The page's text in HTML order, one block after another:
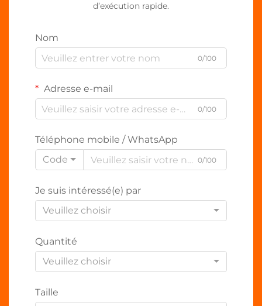
d’exécution rapide.
Nom
0/100
Adresse e-mail
0/100
Téléphone mobile / WhatsApp
Code
0/100
Je suis intéressé(e) par
Veuillez choisir
Quantité
Veuillez choisir
Taille